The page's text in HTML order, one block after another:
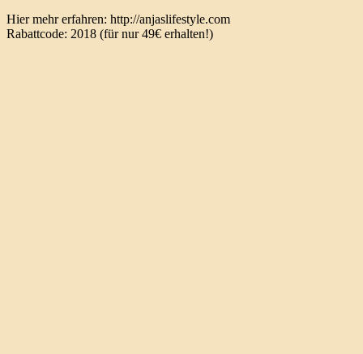
Hier mehr erfahren: http://anjaslifestyle.com
Rabattcode: 2018 (für nur 49€ erhalten!)